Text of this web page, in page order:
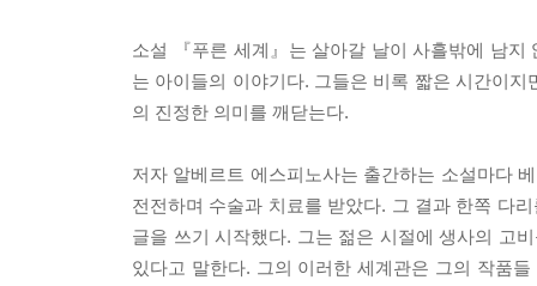
소설 『푸른 세계』는 살아갈 날이 사흘밖에 남
는 아이들의 이야기다. 그들은 비록 짧은 시간이지
의 진정한 의미를 깨닫는다.
저자 알베르트 에스피노사는 출간하는 소설마다
전전하며 수술과 치료를 받았다. 그 결과 한쪽 다
글을 쓰기 시작했다. 그는 젊은 시절에 생사의 고
있다고 말한다. 그의 이러한 세계관은 그의 작품